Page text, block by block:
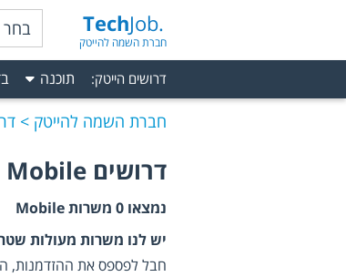
TechJob.
חברת השמה להייטק
בחר
דרושים הייטק: תוכנה
חברת השמה להייטק
דרושים Mobile
נמצאו 0 משרותMobile
יש לנו משרות מעולות
חבל לפספס את ההזדמנות,